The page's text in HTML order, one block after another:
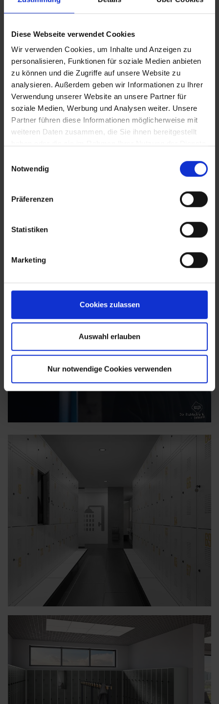
Diese Webseite verwendet Cookies
Wir verwenden Cookies, um Inhalte und Anzeigen zu
personalisieren, Funktionen für soziale Medien anbieten
zu können und die Zugriffe auf unsere Website zu
analysieren. Außerdem geben wir Informationen zu Ihrer
Verwendung unserer Website an unsere Partner für
soziale Medien, Werbung und Analysen weiter. Unsere
Partner führen diese Informationen möglicherweise mit
weiteren Daten zusammen, die Sie ihnen bereitgestellt
Notwendig
Präferenzen
Statistiken
Marketing
Cookies zulassen
Auswahl erlauben
Nur notwendige Cookies verwenden
Spind Evolo PLUS, 4 Abteile, Abteilbreite 300
hochwertiger Einbrennbeschichtun…